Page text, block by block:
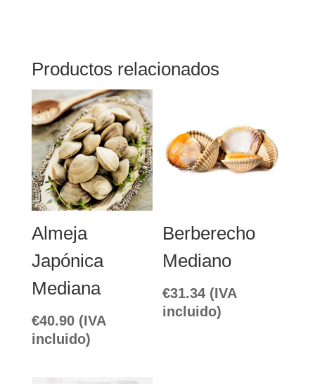
Productos relacionados
Almeja
Japónica
Mediana
€40.90 (IVA
incluido)
Berberecho
Mediano
€31.34 (IVA
incluido)